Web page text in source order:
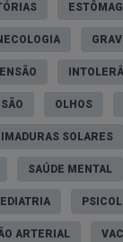
OLHOS
SOLARES
SAÚDE MENTAL
ARTERIAL